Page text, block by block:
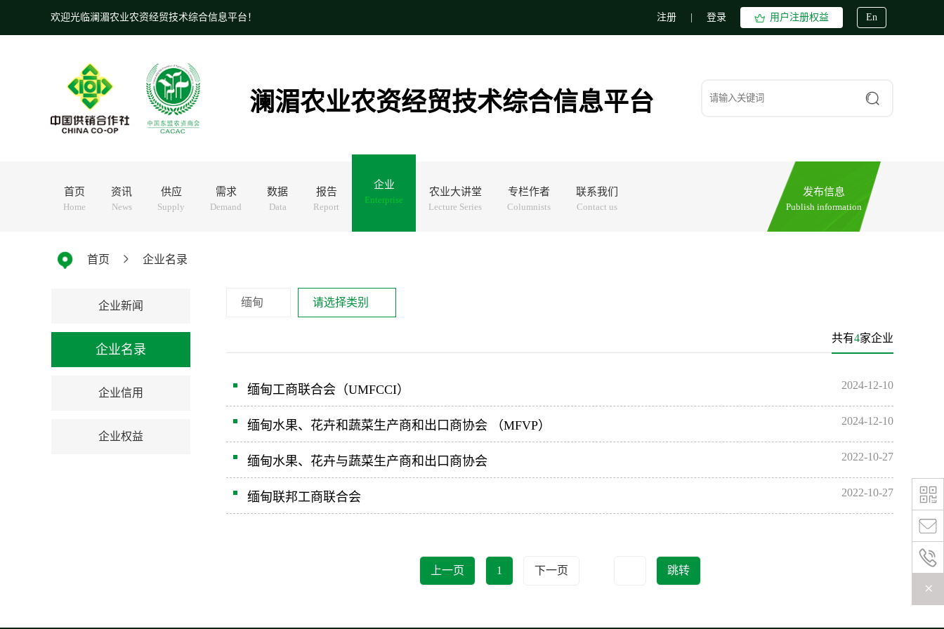
欢迎光临澜湄农业农资经贸技术综合信息平台！ 注册 登录 用户注册权益 En
澜湄农业农资经贸技术综合信息平台
首页
Home
资讯
News
供应
Supply
需求
Demand
数据
Data
报告
Report
企业
Enterprise
农业大讲堂
Lecture Series
专栏作者
Columnists
联系我们
Contact us
发布信息
Publish information
首页 企业名录
企业新闻
企业名录
企业信用
企业权益
缅甸 请选择类别
共有4家企业
缅甸工商联合会（UMFCCI） 2024-12-10
缅甸水果、花卉和蔬菜生产商和出口商协会 （MFVP） 2024-12-10
缅甸水果、花卉与蔬菜生产商和出口商协会 2022-10-27
缅甸联邦工商联合会 2022-10-27
上一页 1 下一页 跳转
+